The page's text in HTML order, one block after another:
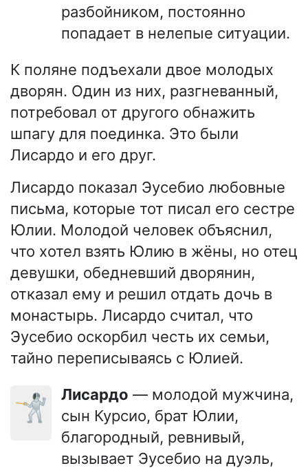
разбойником, постоянно
попадает в нелепые ситуации.
К поляне подъехали двое молодых
дворян. Один из них, разгневанный,
потребовал от другого обнажить
шпагу для поединка. Это были
Лисардо и его друг.
Лисардо показал Эусебио любовные
письма, которые тот писал его сестре
Юлии. Молодой человек объяснил,
что хотел взять Юлию в жёны, но отец
девушки, обедневший дворянин,
отказал ему и решил отдать дочь в
монастырь. Лисардо считал, что
Эусебио оскорбил честь их семьи,
тайно переписываясь с Юлией.
🤺 Лисардо — молодой мужчина,
сын Курсио, брат Юлии,
благородный, ревнивый,
вызывает Эусебио на дуэль,